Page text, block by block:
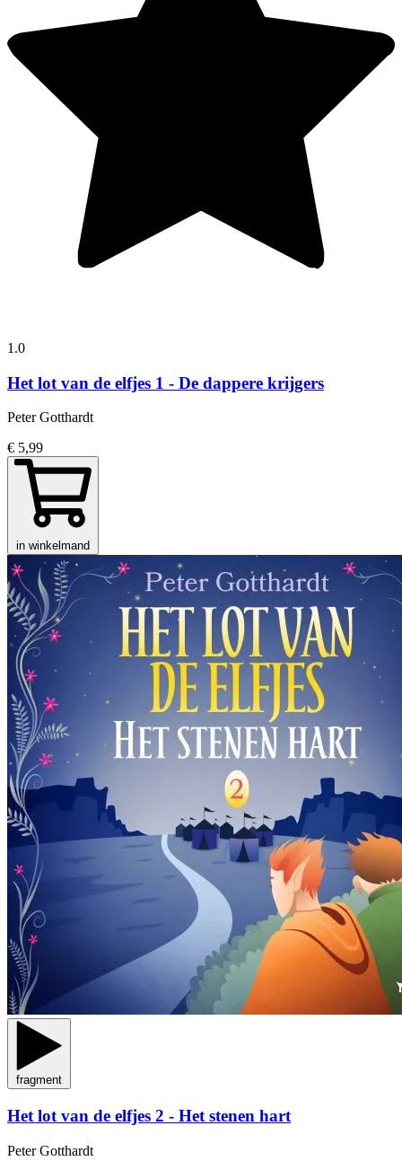
1.0
Het lot van de elfjes 1 - De dappere krijgers
Peter Gotthardt
€ 5,99
in winkelmand
fragment
Het lot van de elfjes 2 - Het stenen hart
Peter Gotthardt